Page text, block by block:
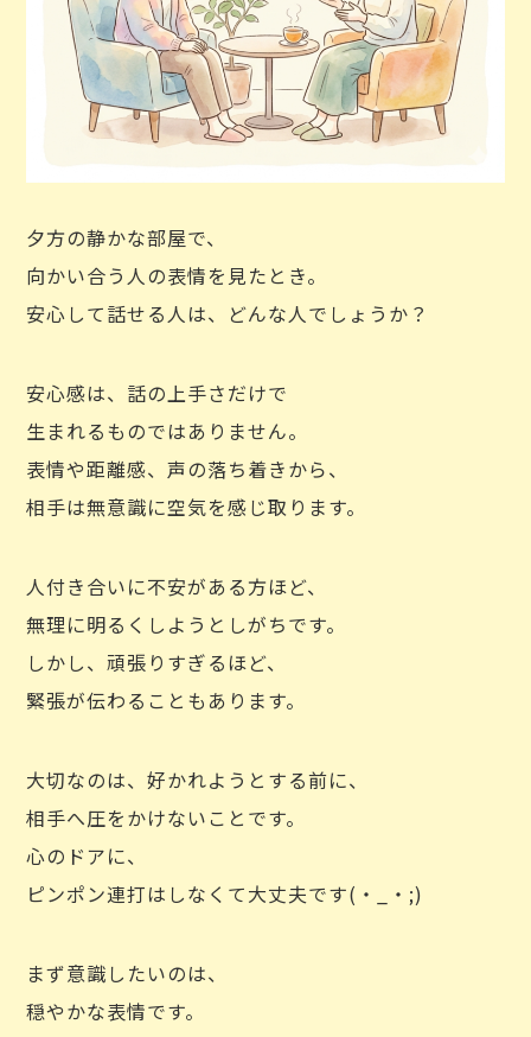
夕方の静かな部屋で、
向かい合う人の表情を見たとき。
安心して話せる人は、どんな人でしょうか？
安心感は、話の上手さだけで
生まれるものではありません。
表情や距離感、声の落ち着きから、
相手は無意識に空気を感じ取ります。
人付き合いに不安がある方ほど、
無理に明るくしようとしがちです。
しかし、頑張りすぎるほど、
緊張が伝わることもあります。
大切なのは、好かれようとする前に、
相手へ圧をかけないことです。
心のドアに、
ピンポン連打はしなくて大丈夫です(・_・;)
まず意識したいのは、
穏やかな表情です。